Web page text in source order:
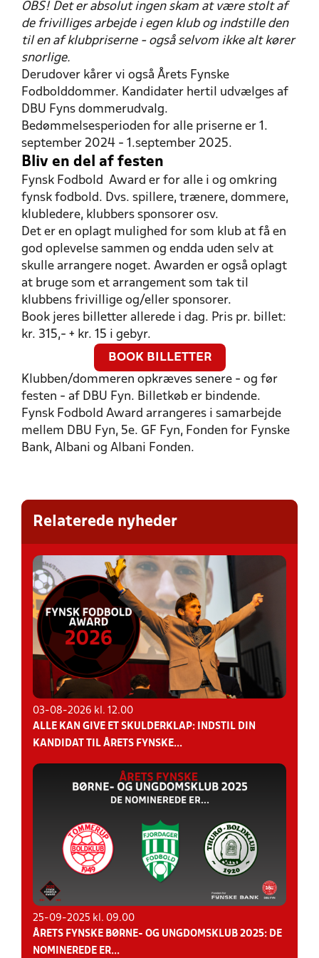
Krogh Savange (Kildemosens BK)
2018: Michael Bjørn Nielsen (Fjordager IF) og Jesper
Hoffmann (MG&BK)
2017: Søren Møller (Årslev BK) og Jeff Outzen
(B1913)
2016: Jan Knudsen (KRFK) og Peter Illum
(Kildemosens BK)
OBS! Det er absolut ingen skam at være stolt af
de frivilliges arbejde i egen klub og indstille den
til en af klubpriserne - også selvom ikke alt kører
snorlige.
Derudover kårer vi også Årets Fynske
Fodbolddommer. Kandidater hertil udvælges af
DBU Fyns dommerudvalg.
Bedømmelsesperioden for alle priserne er 1.
september 2024 - 1.september 2025.
Bliv en del af festen
Fynsk Fodbold Award er for alle i og omkring
fynsk fodbold. Dvs. spillere, trænere, dommere,
klubledere, klubbers sponsorer osv.
Det er en oplagt mulighed for som klub at få en
god oplevelse sammen og endda uden selv at
skulle arrangere noget. Awarden er også oplagt
at bruge som et arrangement som tak til
klubbens frivillige og/eller sponsorer.
Book jeres billetter allerede i dag. Pris pr. billet:
kr. 315,- + kr. 15 i gebyr.
BOOK BILLETTER
Klubben/dommeren opkræves senere - og før
festen - af DBU Fyn. Billetkøb er bindende.
Fynsk Fodbold Award arrangeres i samarbejde
mellem DBU Fyn, 5e. GF Fyn, Fonden for Fynske
Bank, Albani og Albani Fonden.
Relaterede nyheder
03-08-2026 kl. 12.00
ALLE KAN GIVE ET SKULDERKLAP: INDSTIL DIN
KANDIDAT TIL ÅRETS FYNSKE...
25-09-2025 kl. 09.00
ÅRETS FYNSKE BØRNE- OG UNGDOMSKLUB 2025: DE
NOMINEREDE ER...